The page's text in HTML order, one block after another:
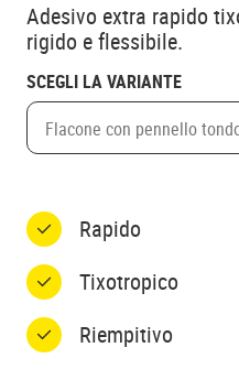
Adesivo extra rapido
rigido e flessibile.
SCEGLI LA VARIANTE
Flacone con pennello
Rapido
Tixotropico
Riempitivo